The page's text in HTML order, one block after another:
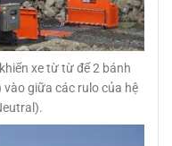
xe từ từ để 2 bánh
giữa các rulo của hệ